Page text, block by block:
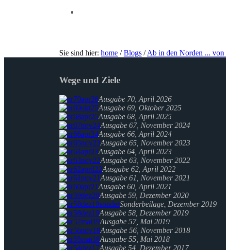
Sie sind hier: home /Blogs /Ab in den Norden ... von
Wege und Ziele
Ausgabe 70, April 2026
Ausgabe 69, Oktober 2025
Ausgabe 68, April 2025
Ausgabe 67, November 2024
Ausgabe 66, April 2024
Ausgabe 65, November 2023
Ausgabe 64, April 2023
Ausgabe 63, November 2022
Ausgabe 62, April 2022
Ausgabe 61, November 2021
Ausgabe 60, April 2021
Ausgabe 59, Dezember 2020
Sonderbeilage, Dezember 2019
Ausgabe 58, Dezember 2019
Ausgabe 57, Mai 2019
Ausgabe 56, November 2018
Ausgabe 55, Mai 2018
Ausgabe 54, Dezember 2017